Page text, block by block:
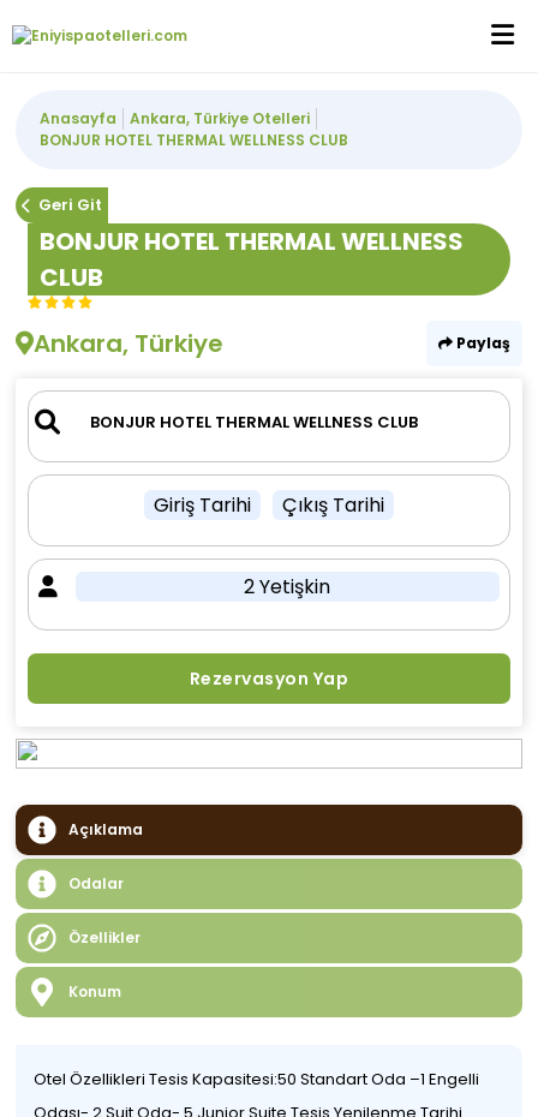
Anasayfa
Ankara, Türkiye Otelleri
BONJUR HOTEL THERMAL WELLNESS CLUB
Geri Git
BONJUR HOTEL THERMAL WELLNESS
CLUB
Ankara, Türkiye
Paylaş
Giriş Tarihi Çıkış Tarihi
2 Yetişkin
Rezervasyon Yap
Açıklama
Odalar
Özellikler
Konum
Otel Özellikleri Tesis Kapasitesi:50 Standart Oda –1 Engelli
Odası- 2 Suit Oda- 5 Junior Suite Tesis Yenilenme Tarihi